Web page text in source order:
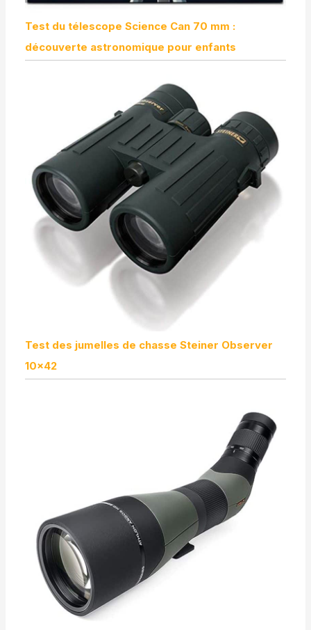
Test du télescope Science Can 70 mm :
découverte astronomique pour enfants
Test des jumelles de chasse Steiner Observer
10×42